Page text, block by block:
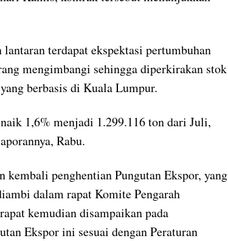
terdapat ekspektasi pertumbuhan
mengimbangi sehingga diperkirakan stok
berbasis di Kuala Lumpur.
1,6% menjadi 1.299.116 ton dari Juli,
Rabu.
kembali penghentian Pungutan Ekspor, yang
dalam rapat Komite Pengarah
kemudian disampaikan pada
Ekspor ini sesuai dengan Peraturan